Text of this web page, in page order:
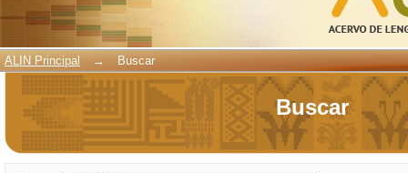
ALIN Principal → Buscar
Buscar